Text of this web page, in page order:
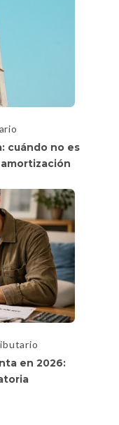
cuándo no es
en 2026: